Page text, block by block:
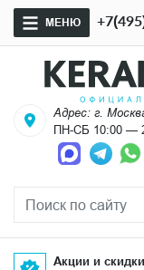
МЕНЮ
Адрес: г.
ПН-СБ 10:00 —
Акции и скидки